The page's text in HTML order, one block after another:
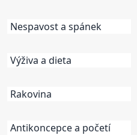
Nespavost a spánek
Výživa a dieta
Rakovina
Antikoncepce a početí